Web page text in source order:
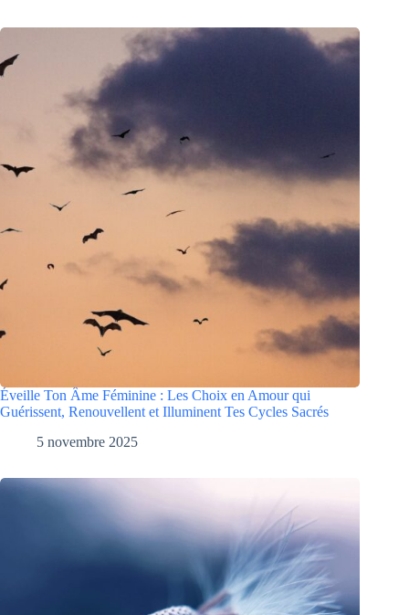
Éveille Ton Âme Féminine : Les Choix en Amour qui
Guérissent, Renouvellent et Illuminent Tes Cycles Sacrés
5 novembre 2025